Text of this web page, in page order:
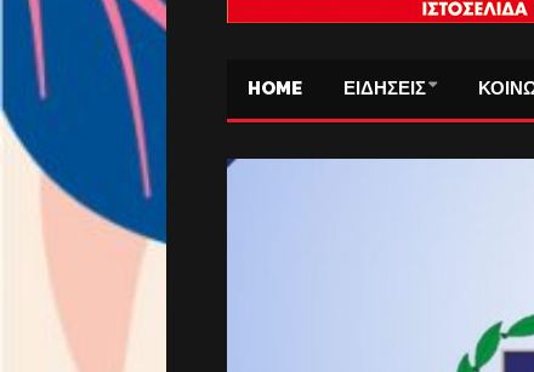
HOME ΕΙΔΗΣΕΙΣ